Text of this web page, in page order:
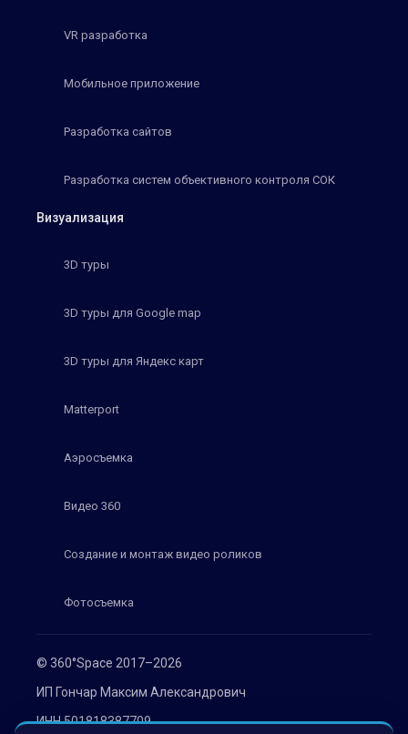
© 360°Space 2017–2026
ИП Гончар Максим Александрович
ИНН 501818387709
VR разработка
Мобильное приложение
Разработка сайтов
Разработка систем объективного контроля СОК
Визуализация
3D туры
3D туры для Google map
3D туры для Яндекс карт
Matterport
Аэросъемка
Видео 360
Создание и монтаж видео роликов
Фотосъемка